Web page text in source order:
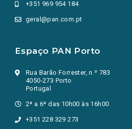
+351 969 954 184
geral@pan.com.pt
Espaço PAN Porto
Rua Barão Forrester, n.º 783
4050-273 Porto
Portugal
2ª a 6ª das 10h00 às 16h00
+351 228 329 273